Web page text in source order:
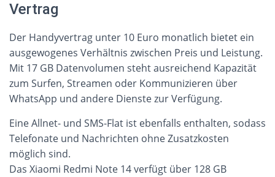
Vertrag
Der Handyvertrag unter 10 Euro monatlich bietet ein
ausgewogenes Verhältnis zwischen Preis und Leistung.
Mit 17 GB Datenvolumen steht ausreichend Kapazität
zum Surfen, Streamen oder Kommunizieren über
WhatsApp und andere Dienste zur Verfügung.
Eine Allnet- und SMS-Flat ist ebenfalls enthalten, sodass
Telefonate und Nachrichten ohne Zusatzkosten
möglich sind.
Das Xiaomi Redmi Note 14 verfügt über 128 GB